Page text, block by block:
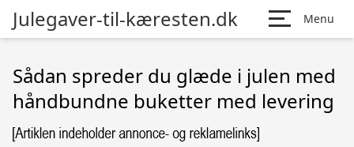
Julegaver-til-kæresten.dk Menu
Sådan spreder du glæde i julen med
håndbundne buketter med levering